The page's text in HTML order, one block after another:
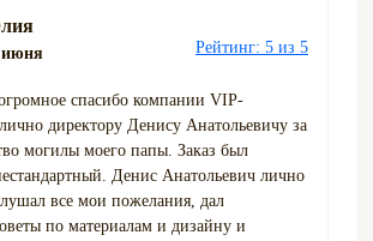
июня Рейтинг: 5 из 5
спасибо компании VIP-
директору Денису Анатольевичу за
могилы моего папы. Заказ был
Денис Анатольевич лично
все мои пожелания, дал
по материалам и дизайну и